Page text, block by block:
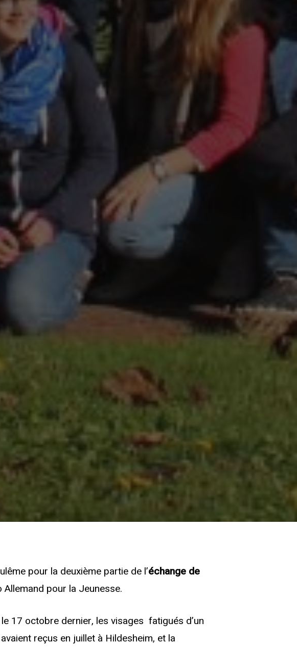
pour la deuxième partie de l’échange de
Allemand pour la Jeunesse.
17 octobre dernier, les visages fatigués d’un
reçus en juillet à Hildesheim, et la